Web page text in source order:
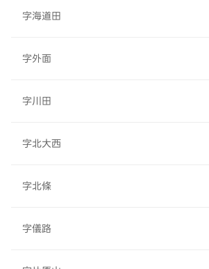
字海道田
字外面
字川田
字北大西
字北條
字儀路